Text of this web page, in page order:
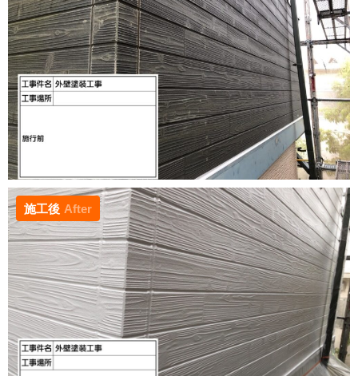
施工後 After